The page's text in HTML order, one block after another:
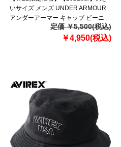
いサイズ メンズ UNDER ARMOUR
アンダーアーマー キャップ ビーニー
帽子 USA直輸入 1343149定価 ￥5,500(税込)
￥4,950(税込)